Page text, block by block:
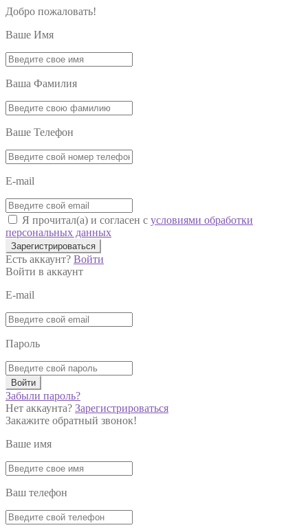
Добро пожаловать!
Ваше Имя
Ваша Фамилия
Ваше Телефон
E-mail
Я прочитал(а) и согласен с условиями обработки
персональных данных
Зарегистрироваться
Есть аккаунт? Войти
Войти в аккаунт
E-mail
Пароль
Войти
Забыли пароль?
Нет аккаунта? Зарегистрироваться
Закажите обратный звонок!
Ваше имя
Ваш телефон